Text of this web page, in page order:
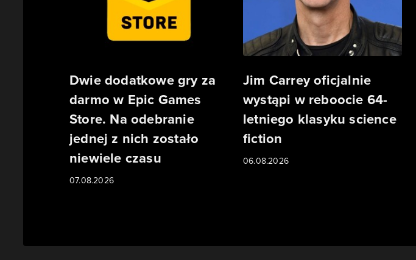
Dwie dodatkowe gry za
darmo w Epic Games
Store. Na odebranie
jednej z nich zostało
niewiele czasu
07.08.2026
Jim Carrey oficjalnie
wystąpi w reboocie 64-
letniego klasyku science
fiction
06.08.2026